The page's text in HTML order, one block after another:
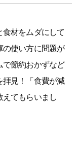
材をムダにして
使い方に問題が
節約おかずなど
拝見！「食費が減
えてもらいまし